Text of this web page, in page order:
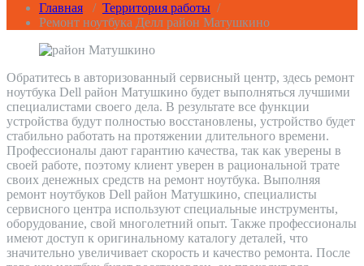
Главная / Территория работы /
Ремонт ноутбука Делл район Матушкино
Обратитесь в авторизованный сервисный центр, здесь ремонт
ноутбука Dell район Матушкино будет выполняться лучшими
специалистами своего дела. В результате все функции
устройства будут полностью восстановлены, устройство будет
стабильно работать на протяжении длительного времени.
Профессионалы дают гарантию качества, так как уверены в
своей работе, поэтому клиент уверен в рациональной трате
своих денежных средств на ремонт ноутбука. Выполняя
ремонт ноутбуков Dell район Матушкино, специалисты
сервисного центра используют специальные инструменты,
оборудование, свой многолетний опыт. Также профессионалы
имеют доступ к оригинальному каталогу деталей, что
значительно увеличивает скорость и качество ремонта. После